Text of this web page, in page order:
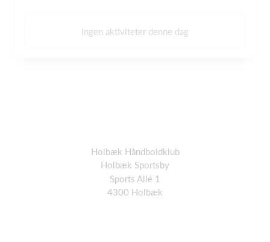
Ingen aktiviteter denne dag
Holbæk Håndboldklub
Holbæk Sportsby
Sports Allé 1
4300 Holbæk